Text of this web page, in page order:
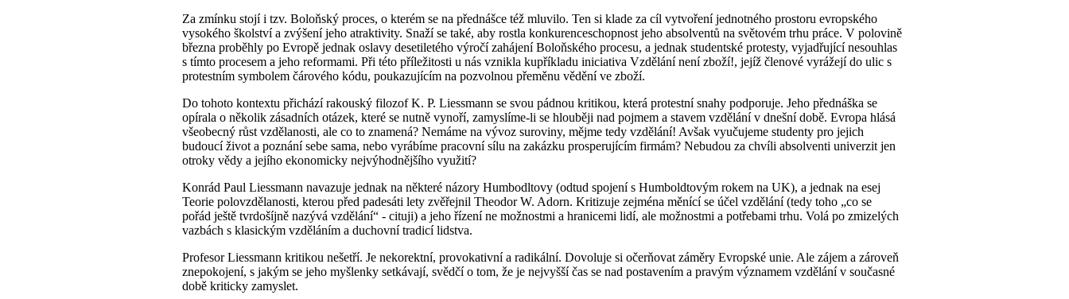
Za zmínku stojí i tzv. Boloňský proces, o kterém se na přednášce též mluvilo. Ten si klade za cíl vytvoření jednotného prostoru evropského
vysokého školství a zvýšení jeho atraktivity. Snaží se také, aby rostla konkurenceschopnost jeho absolventů na světovém trhu práce. V polovině
března proběhly po Evropě jednak oslavy desetiletého výročí zahájení Boloňského procesu, a jednak studentské protesty, vyjadřující nesouhlas
s tímto procesem a jeho reformami. Při této příležitosti u nás vznikla kupříkladu iniciativa Vzdělání není zboží!, jejíž členové vyrážejí do ulic s
protestním symbolem čárového kódu, poukazujícím na pozvolnou přeměnu vědění ve zboží.
Do tohoto kontextu přichází rakouský filozof K. P. Liessmann se svou pádnou kritikou, která protestní snahy podporuje. Jeho přednáška se
opírala o několik zásadních otázek, které se nutně vynoří, zamyslíme-li se hlouběji nad pojmem a stavem vzdělání v dnešní době. Evropa hlásá
všeobecný růst vzdělanosti, ale co to znamená? Nemáme na vývoz suroviny, mějme tedy vzdělání! Avšak vyučujeme studenty pro jejich
budoucí život a poznání sebe sama, nebo vyrábíme pracovní sílu na zakázku prosperujícím firmám? Nebudou za chvíli absolventi univerzit jen
otroky vědy a jejího ekonomicky nejvýhodnějšího využití?
Konrád Paul Liessmann navazuje jednak na některé názory Humbodltovy (odtud spojení s Humboldtovým rokem na UK), a jednak na esej
Teorie polovzdělanosti, kterou před padesáti lety zvěřejnil Theodor W. Adorn. Kritizuje zejména měnící se účel vzdělání (tedy toho „co se
pořád ještě tvrdošíjně nazývá vzdělání“ - cituji) a jeho řízení ne možnostmi a hranicemi lidí, ale možnostmi a potřebami trhu. Volá po zmizelých
vazbách s klasickým vzděláním a duchovní tradicí lidstva.
Profesor Liessmann kritikou nešetří. Je nekorektní, provokativní a radikální. Dovoluje si očerňovat záměry Evropské unie. Ale zájem a zároveň
znepokojení, s jakým se jeho myšlenky setkávají, svědčí o tom, že je nejvyšší čas se nad postavením a pravým významem vzdělání v současné
době kriticky zamyslet.